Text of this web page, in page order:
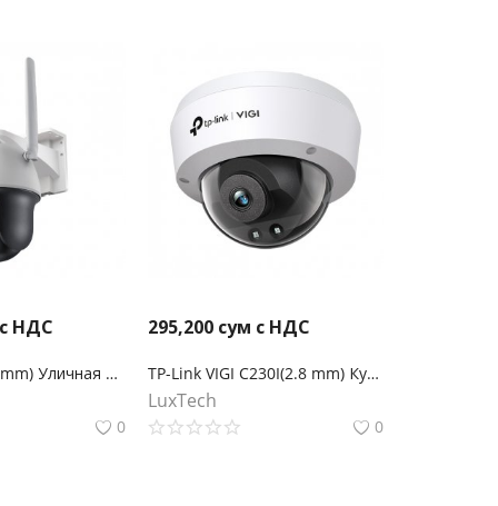
НДС
VIGI C540-4G(4mm) Уличная поворотно-наклонная беспроводная IP-камера 4МП с поддержкой 4G Nano-Sim
0
295,200 сум с НДС
TP-Link VIGI C230I(2.8 mm) Купольная камера 3 Мп с ИК‑подсветкой
LuxTech
0